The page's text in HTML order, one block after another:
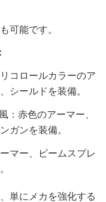
可能です。
コロールカラーのア
シールドを装備。
：赤色のアーマー、
ガンを装備。
マー、ビームスプレ
単にメカを強化する